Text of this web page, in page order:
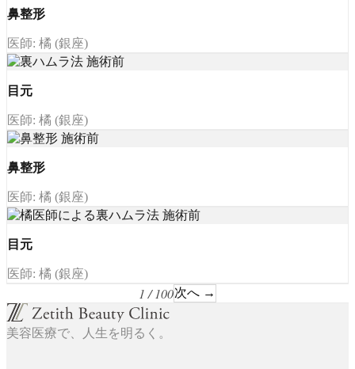
鼻整形
医師: 橘 (銀座)
目元
医師: 橘 (銀座)
鼻整形
医師: 橘 (銀座)
目元
医師: 橘 (銀座)
1 / 100次へ →
美容医療で、人生を明るく。